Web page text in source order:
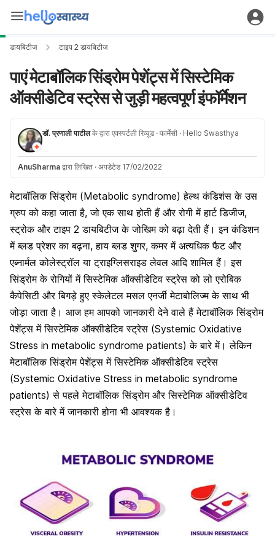
डायबिटीज टाइप 2 डायबिटीज
पाएं मेटाबॉलिक सिंड्रोम पेशेंट्स में सिस्टेमिक
ऑक्सीडेटिव स्ट्रेस से जुड़ी महत्वपूर्ण इंफॉर्मेशन
डॉ. प्रणाली पाटीलके द्वारा एक्स्पर्टली रिव्यूड · फार्मेसी · Hello Swasthya
AnuSharma द्वारा लिखित · अपडेटेड 17/02/2022
मेटाबॉलिक सिंड्रोम (Metabolic syndrome) हेल्थ कंडिशंस के उस
ग्रुप को कहा जाता है, जो एक साथ होती हैं और रोगी में हार्ट डिजीज,
स्ट्रोक और टाइप 2 डायबिटीज के जोखिम को बढ़ा देती हैं। इन कंडिशन
में ब्लड प्रेशर का बढ़ना, हाय ब्लड शुगर, कमर में अत्यधिक फैट और
एब्नार्मल कोलेस्ट्रॉल या ट्राइग्लिसराइड लेवल आदि शामिल हैं। इस
सिंड्रोम के रोगियों में सिस्टेमिक ऑक्सीडेटिव स्ट्रेस को लो एरोबिक
कैपेसिटी और बिगड़े हुए स्केलेटल मसल एनर्जी मेटाबोलिज्म के साथ भी
जोड़ा जाता है। आज हम आपको जानकारी देने वाले हैं मेटाबॉलिक सिंड्रोम
पेशेंट्स में सिस्टेमिक ऑक्सीडेटिव स्ट्रेस (Systemic Oxidative
Stress in metabolic syndrome patients) के बारे में। लेकिन
मेटाबॉलिक सिंड्रोम पेशेंट्स में सिस्टेमिक ऑक्सीडेटिव स्ट्रेस
(Systemic Oxidative Stress in metabolic syndrome
patients) से पहले मेटाबॉलिक सिंड्रोम और सिस्टेमिक ऑक्सीडेटिव
स्ट्रेस के बारे में जानकारी होना भी आवश्यक है।